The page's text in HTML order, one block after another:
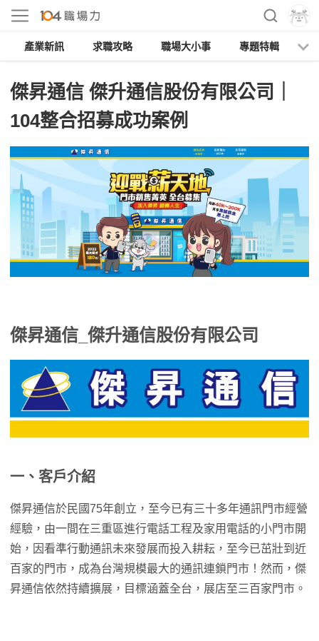
產業新訊 求職攻略 職場大小事 專題特輯
傑昇通信 傑升通信股份有限公司｜
104整合招募成功案例
傑昇通信_傑升通信股份有限公司
一、客戶介紹
傑昇通信於民國75年創立，至今已有三十多年通訊門市經營
經驗，由一間在三重區進行電話工程及家用電話的小門市開
始，因看準行動通訊未來發展而投入耕耘，至今已茁壯到近
百家的門市，成為台灣規模最大的通訊連鎖門市！然而，傑
昇通信依然持續擴展，目標涵蓋全台，展店至三百家門市。